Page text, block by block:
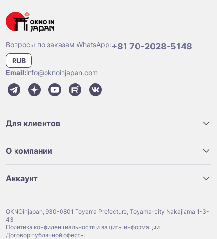
Вопросы по заказам WhatsApp:+81 70-2028-5148
RUB
Email:info@oknoinjapan.com
Для клиентов
О компании
Аккаунт
OKNOinjapan, 930-0801 Toyama Prefecture, Toyama-city Nakajiama 1-3-
43
Политика конфиденциальности и защиты информации
Договор публичной оферты